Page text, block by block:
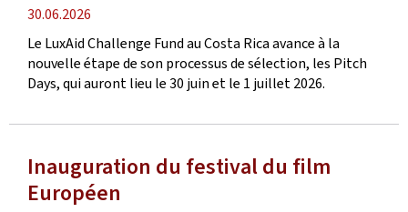
date
de
publication
30.06.2026
Le LuxAid Challenge Fund au Costa Rica avance à la
nouvelle étape de son processus de sélection, les Pitch
Days, qui auront lieu le 30 juin et le 1 juillet 2026.
Inauguration du festival du film
Européen